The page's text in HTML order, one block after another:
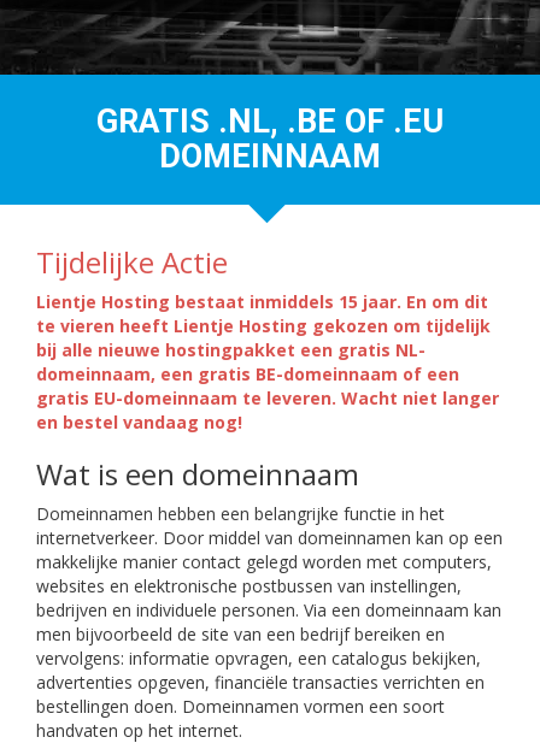
GRATIS .NL, .BE OF .EU
DOMEINNAAM
Tijdelijke Actie
Lientje Hosting bestaat inmiddels 15 jaar. En om dit
te vieren heeft Lientje Hosting gekozen om tijdelijk
bij alle nieuwe hostingpakket een gratis NL-
domeinnaam, een gratis BE-domeinnaam of een
gratis EU-domeinnaam te leveren. Wacht niet langer
en bestel vandaag nog!
Wat is een domeinnaam
Domeinnamen hebben een belangrijke functie in het
internetverkeer. Door middel van domeinnamen kan op een
makkelijke manier contact gelegd worden met computers,
websites en elektronische postbussen van instellingen,
bedrijven en individuele personen. Via een domeinnaam kan
men bijvoorbeeld de site van een bedrijf bereiken en
vervolgens: informatie opvragen, een catalogus bekijken,
advertenties opgeven, financiële transacties verrichten en
bestellingen doen. Domeinnamen vormen een soort
handvaten op het internet.